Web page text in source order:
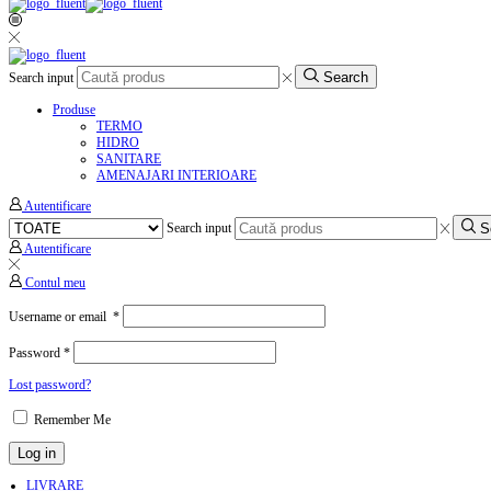
Search input Search
Produse
TERMO
HIDRO
SANITARE
AMENAJARI INTERIOARE
Autentificare
Search input
Autentificare
Contul meu
Username or email *
Password *
Lost password?
Remember Me
Log in
LIVRARE